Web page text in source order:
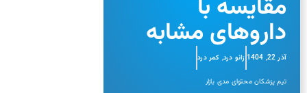
مقایسه با
داروهای مشابه
آذر 22, 1404 زانو درد, کمر درد
تیم پزشکان محتوای مدی بازار